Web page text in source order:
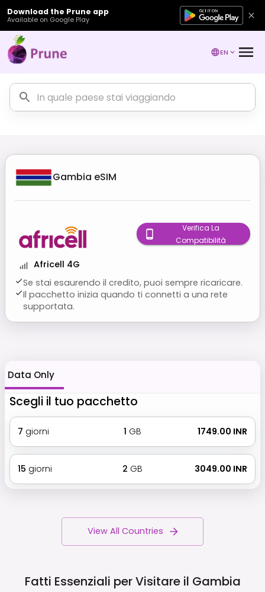
Download the Prune app
Available on Google Play
EN
Gambia eSIM
Africell 4G
Se stai esaurendo il credito, puoi sempre ricaricare.
Il pacchetto inizia quando ti connetti a una rete
supportata.
Verifica La
Compatibilità
Data Only
Scegli il tuo pacchetto
7 giorni 1 GB ₹ 1749.00 INR
15 giorni 2 GB ₹ 3049.00 INR
View All Countries
Fatti Essenziali per Visitare il Gambia